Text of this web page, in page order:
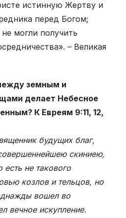
истинную Жертву и
перед Богом;
могли получить
– Великая
земным и
делает Небесное
К Евреям 9:11, 12,
будущих благ,
скиниею,
не такового
козлов и тельцов, но
вошел во
вечное искупление.